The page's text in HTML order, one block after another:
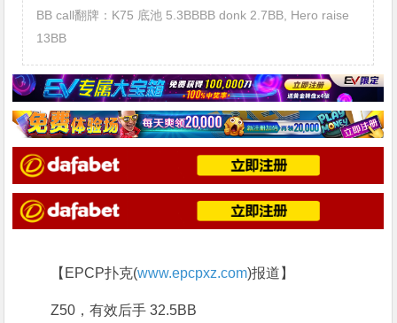
BB call翻牌：K75 底池 5.3BBBB donk 2.7BB, Hero raise
13BB
【EPCP扑克(www.epcpxz.com)报道】
Z50，有效后手 32.5BB